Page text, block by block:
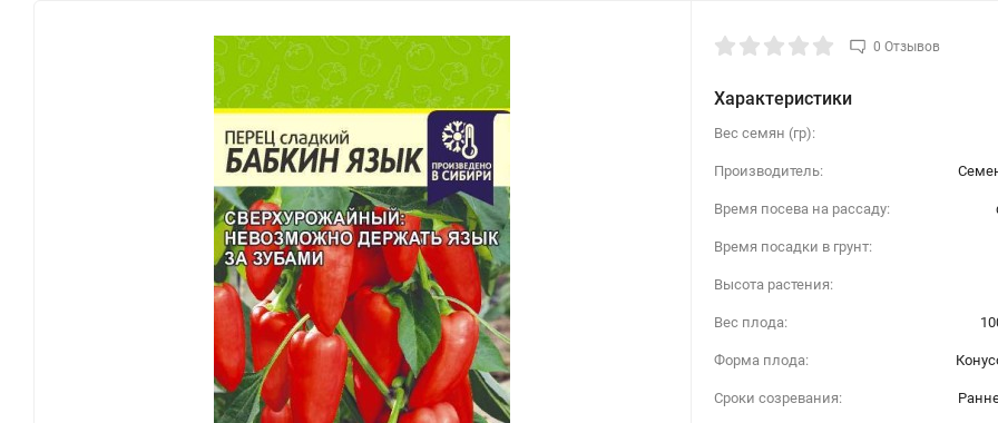
0 Отзывов
Характеристики
Вес семян (гр):
Производитель:
Время посева на рассаду:
Время посадки в грунт:
Высота растения:
Вес плода:
Форма плода:
Сроки созревания: